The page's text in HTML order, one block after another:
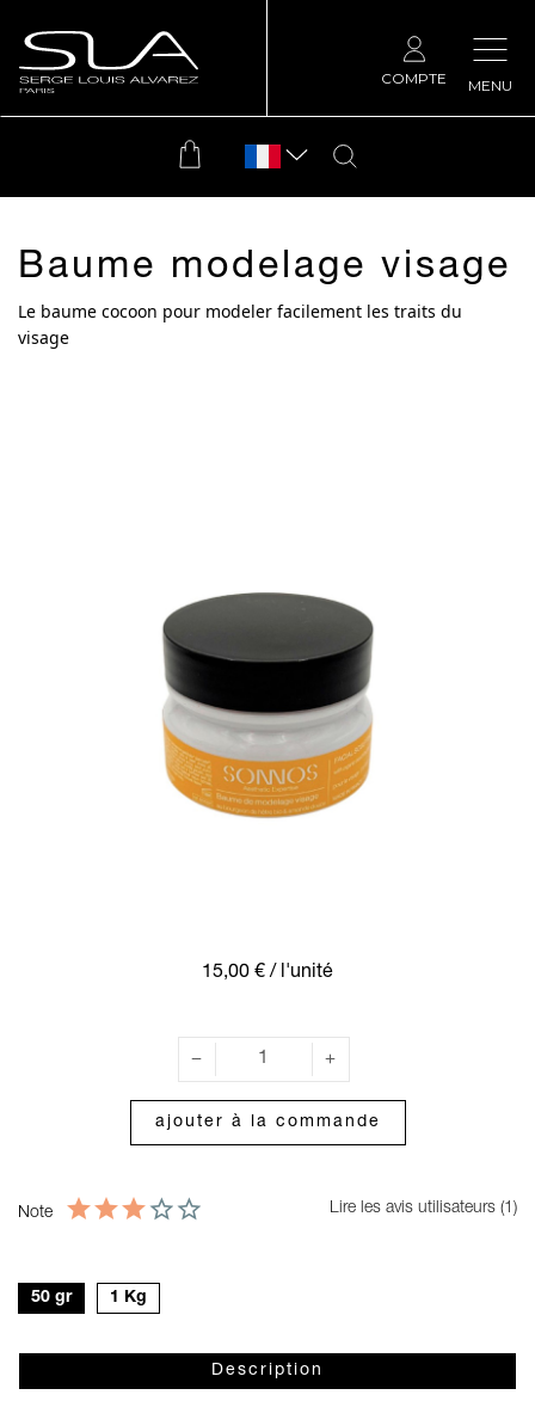
MENU
COMPTE
Baume modelage visage
Le baume cocoon pour modeler facilement les traits du
visage
15,00 €/ l'unité
ajouter à la commande
Note Lire les avis utilisateurs (1)
50 gr 1 Kg
Description